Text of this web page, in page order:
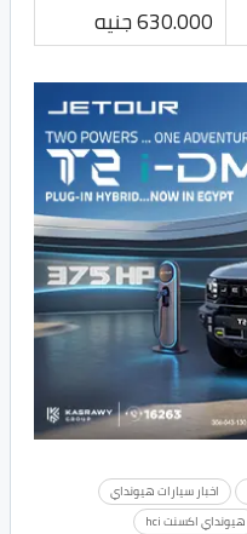
630.000 جنيه
اخبار سيارات هيونداي
هيونداي اكسنت hci